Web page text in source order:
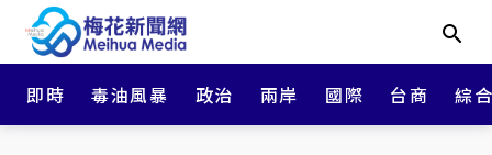
即時 毒油風暴 政治 兩岸 國際 台商 綜